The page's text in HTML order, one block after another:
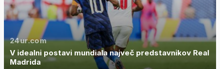
24ur.com
V idealni postavi mundiala največ predstavnikov Real
Madrida